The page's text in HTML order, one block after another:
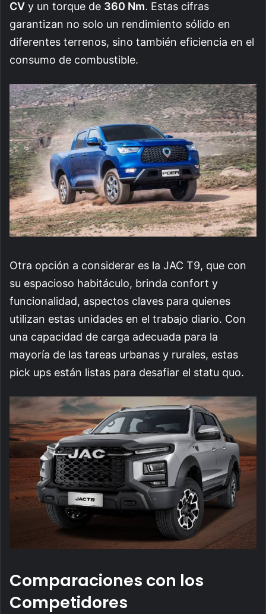
CV y un torque de 360 Nm. Estas cifras
garantizan no solo un rendimiento sólido en
diferentes terrenos, sino también eficiencia en el
consumo de combustible.
Otra opción a considerar es la JAC T9, que con
su espacioso habitáculo, brinda confort y
funcionalidad, aspectos claves para quienes
utilizan estas unidades en el trabajo diario. Con
una capacidad de carga adecuada para la
mayoría de las tareas urbanas y rurales, estas
pick ups están listas para desafiar el statu quo.
Comparaciones con los
Competidores